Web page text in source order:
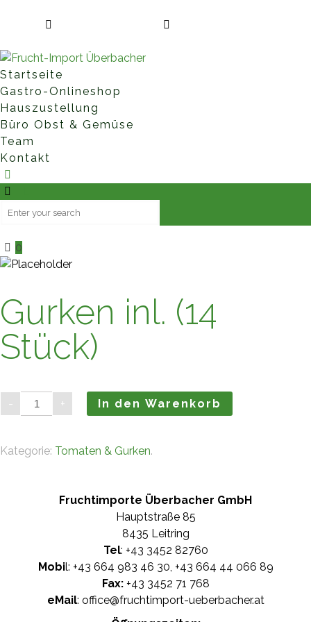
Startseite
Gastro-Onlineshop
Hauszustellung
Büro Obst & Gemüse
Team
Kontakt
0
Gurken inl. (14
Stück)
-
Gurken
(14
+ In den Warenkorb
Kategorie: Tomaten & Gurken.
Fruchtimporte Überbacher GmbH
Hauptstraße 85
8435 Leitring
Tel: +43 3452 82760
Mobil: +43 664 983 46 30, +43 664 44 066 89
Fax:+43 3452 71 768
eMail: office@fruchtimport-ueberbacher.at